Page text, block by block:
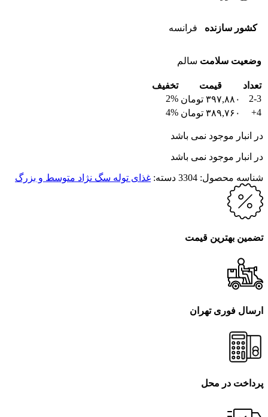
کشور سازنده فرانسه
وضعیت سلامت سالم
تعداد قیمت
تخفیف
2-3
۳۹۷,۸۸۰ تومان 2%
4+
۳۸۹,۷۶۰ تومان 4%
در انبار موجود نمی باشد
در انبار موجود نمی باشد
شناسه محصول: 3304 دسته: غذای توله سگ نژاد متوسط و بزرگ
تضمین بهترین قیمت
ارسال فوری تهران
پرداخت در محل